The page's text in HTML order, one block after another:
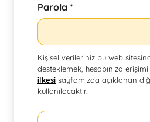
Parola *
Kişisel verileriniz bu web
desteklemek, hesabınıza
ilkesi sayfamızda açıklanan
kullanılacaktır.